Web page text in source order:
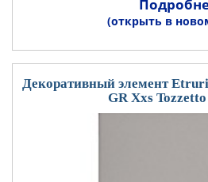
(открыть в
Декоративный элемент
GR Xxs